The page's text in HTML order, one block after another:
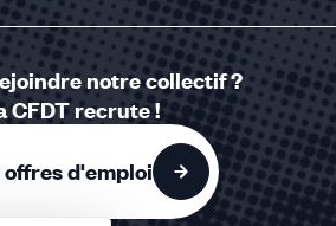
notre collectif ?
CFDT recrute !
offres d'emploi